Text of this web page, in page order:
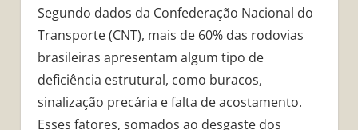
Segundo dados da Confederação Nacional do
Transporte (CNT), mais de 60% das rodovias
brasileiras apresentam algum tipo de
deficiência estrutural, como buracos,
sinalização precária e falta de acostamento.
Esses fatores, somados ao desgaste dos